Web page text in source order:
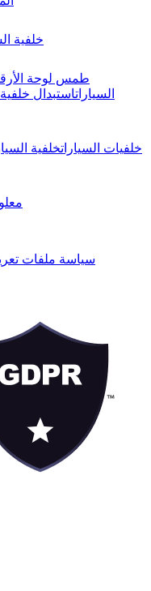
خلفية
طمس لوحة
السياراتاستبدال
خلفيات السياراتخلفية
سياسة ملفات